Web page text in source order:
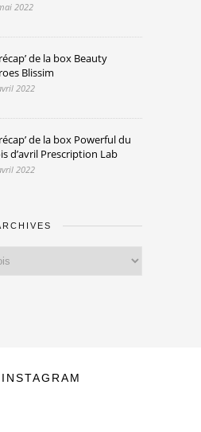
2022
de la box Beauty
Blissim
2022
de la box Powerful du
d’avril Prescription Lab
2022